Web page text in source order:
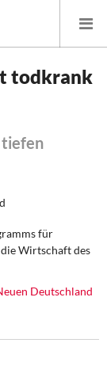
todkrank
tiefen
für
Wirtschaft des
Deutschland